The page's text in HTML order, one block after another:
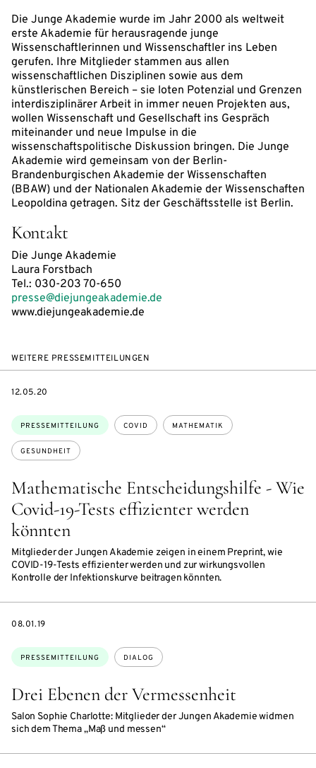
Die Junge Akademie wurde im Jahr 2000 als weltweit
erste Akademie für herausragende junge
Wissenschaftlerinnen und Wissenschaftler ins Leben
gerufen. Ihre Mitglieder stammen aus allen
wissenschaftlichen Disziplinen sowie aus dem
künstlerischen Bereich – sie loten Potenzial und Grenzen
interdisziplinärer Arbeit in immer neuen Projekten aus,
wollen Wissenschaft und Gesellschaft ins Gespräch
miteinander und neue Impulse in die
wissenschaftspolitische Diskussion bringen. Die Junge
Akademie wird gemeinsam von der Berlin-
Brandenburgischen Akademie der Wissenschaften
(BBAW) und der Nationalen Akademie der Wissenschaften
Leopoldina getragen. Sitz der Geschäftsstelle ist Berlin.
Kontakt
Die Junge Akademie
Laura Forstbach
Tel.: 030-203 70-650
presse@diejungeakademie.de
www.diejungeakademie.de
WEITERE PRESSEMITTEILUNGEN
Mathematische Entscheidungshilfe - Wie
Covid-19-Tests effizienter werden
könnten
Mitglieder der Jungen Akademie zeigen in einem Preprint, wie
COVID-19-Tests effizienter werden und zur wirkungsvollen
Kontrolle der Infektionskurve beitragen könnten.
Themen:
PRESSEMITTEILUNG COVID MATHEMATIK
GESUNDHEIT
DATE
12.05.20
Drei Ebenen der Vermessenheit
Salon Sophie Charlotte: Mitglieder der Jungen Akademie widmen
sich dem Thema „Maß und messen“
Themen:
PRESSEMITTEILUNG DIALOG
DATE
08.01.19